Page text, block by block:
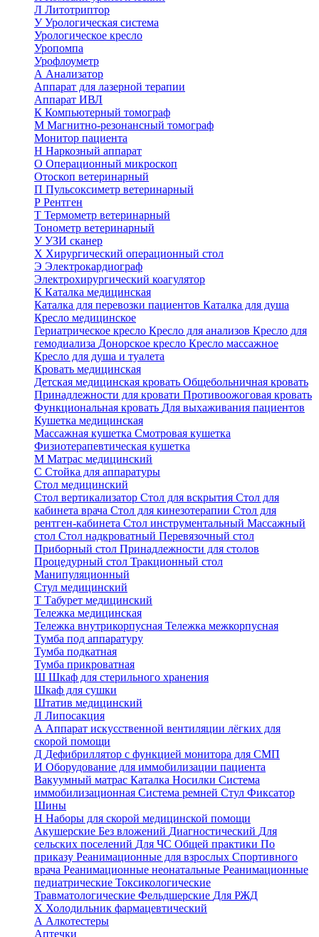
Л Литотриптор
УУрологическая система
Урологическое кресло
Уропомпа
Урофлоуметр
А Анализатор
Аппарат для лазерной терапии
Аппарат ИВЛ
К Компьютерный томограф
М Магнитно-резонансный томограф
Монитор пациента
Н Наркозный аппарат
О Операционный микроскоп
Отоскоп ветеринарный
П Пульсоксиметр ветеринарный
Р Рентген
Т Термометр ветеринарный
Тонометр ветеринарный
УУЗИ сканер
Х Хирургический операционный стол
Э Электрокардиограф
Электрохирургический коагулятор
К Каталка медицинская
Каталка для перевозки пациентов Каталка для душа
Кресло медицинское
Гериатрическое кресло Кресло для анализов Кресло для
гемодиализа Донорское кресло Кресло массажное
Кресло для душа и туалета
Кровать медицинская
Детская медицинская кровать Общебольничная кровать
Принадлежности для кровати Противоожоговая кровать
Функциональная кровать Для выхаживания пациентов
Кушетка медицинская
Массажная кушетка Смотровая кушетка
Физиотерапевтическая кушетка
М Матрас медицинский
С Стойка для аппаратуры
Стол медицинский
Стол вертикализатор Стол для вскрытия Стол для
кабинета врача Стол для кинезотерапии Стол для
рентген-кабинета Стол инструментальный Массажный
стол Стол надкроватный Перевязочный стол
Приборный стол Принадлежности для столов
Процедурный стол Тракционный стол
Манипуляционный
Стул медицинский
Т Табурет медицинский
Тележка медицинская
Тележка внутрикорпусная Тележка межкорпусная
Тумба под аппаратуру
Тумба подкатная
Тумба прикроватная
Ш Шкаф для стерильного хранения
Шкаф для сушки
Штатив медицинский
Л Липосакция
А Аппарат искусственной вентиляции лёгких для
скорой помощи
Д Дефибриллятор с функцией монитора для СМП
И Оборудование для иммобилизации пациента
Вакуумный матрас Каталка Носилки Система
иммобилизационная Система ремней Стул Фиксатор
Шины
Н Наборы для скорой медицинской помощи
Акушерские Без вложений Диагностический Для
сельских поселений Для ЧС Общей практики По
приказу Реанимационные для взрослых Спортивного
врача Реанимационные неонатальные Реанимационные
педиатрические Токсикологические
Травматологические Фельдшерские Для РЖД
Х Холодильник фармацевтический
А Алкотестеры
Аптечки